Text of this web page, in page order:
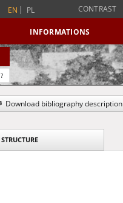
EN PL CONTRAST
INFORMATIONS
?
Download bibliography description
STRUCTURE